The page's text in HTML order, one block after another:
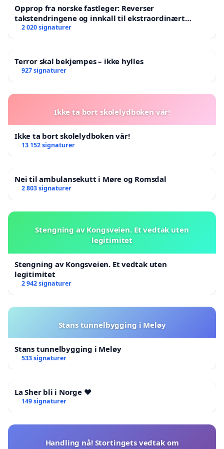
inkluderende frivillig sektor over hele landet. Vi ber
derfor om at kundeutbytte fra sparebankenes
grunnfondskapital avvikles i tråd med de faglige
2024:22) og Finanstilsynet.
Opprop fra norske fastleger: Reverser
takstendringene og innkall til ekstraordinært
landsråd
2 020 signaturer
Terror skal bekjempes – ikke hylles
927 signaturer
Ikke ta bort skolelydboken vår!
Ikke ta bort skolelydboken vår!
13 152 signaturer
Nei til ambulansekutt i Møre og Romsdal
2 803 signaturer
Stengning av Kongsveien. Et vedtak uten
legitimitet
Stengning av Kongsveien. Et vedtak uten
legitimitet
2 942 signaturer
Stans tunnelbygging i Meløy
Stans tunnelbygging i Meløy
533 signaturer
La Sher bli i Norge ❤️
149 signaturer
Handling nå! Stortingets vedtak om